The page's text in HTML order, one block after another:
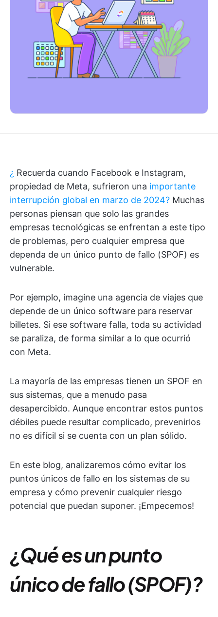
¿ Recuerda cuando Facebook e Instagram,
propiedad de Meta, sufrieron una importante
interrupción global en marzo de 2024? Muchas
personas piensan que solo las grandes
empresas tecnológicas se enfrentan a este tipo
de problemas, pero cualquier empresa que
dependa de un único punto de fallo (SPOF) es
vulnerable.
Por ejemplo, imagine una agencia de viajes que
depende de un único software para reservar
billetes. Si ese software falla, toda su actividad
se paraliza, de forma similar a lo que ocurrió
con Meta.
La mayoría de las empresas tienen un SPOF en
sus sistemas, que a menudo pasa
desapercibido. Aunque encontrar estos puntos
débiles puede resultar complicado, prevenirlos
no es difícil si se cuenta con un plan sólido.
En este blog, analizaremos cómo evitar los
puntos únicos de fallo en los sistemas de su
empresa y cómo prevenir cualquier riesgo
potencial que puedan suponer. ¡Empecemos!
¿Qué es un punto
único de fallo (SPOF)?